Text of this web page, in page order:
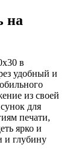
на
в
удобный и
из своей
для
печати,
ярко и
и глубину